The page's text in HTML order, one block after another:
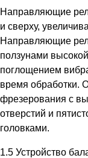
Направляющие
и сверху,
Направляющие
ползунами
поглощением
время обработки.
фрезерования с
отверстий и
головками.
1.5 Устройство